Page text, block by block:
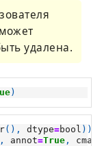
удалена.
)
(), dtype=bool ))
, annot=True , cmap